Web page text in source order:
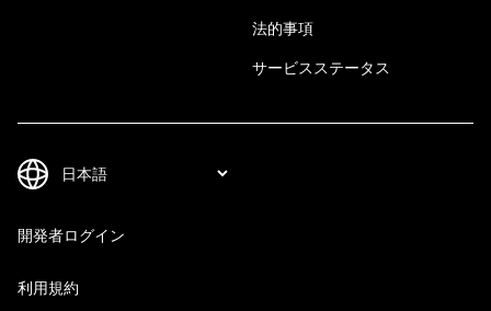
法的事項
サービスステータス
開発者ログイン
利用規約